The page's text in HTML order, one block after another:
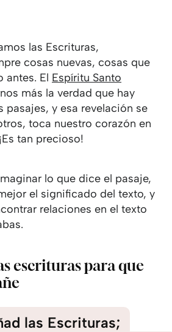
las Escrituras,
cosas nuevas, cosas que
antes. El Espíritu Santo
más la verdad que hay
pasajes, y esa revelación se
toca nuestro corazón en
tan precioso!
lo que dice el pasaje,
el significado del texto, y
relaciones en el texto
escrituras para que
las Escrituras;